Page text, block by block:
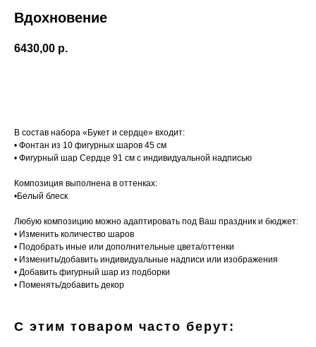
Вдохновение
6430,00 р.
В состав набора «Букет и сердце» входит:
• Фонтан из 10 фигурных шаров 45 см
• Фигурный шар Сердце 91 см с индивидуальной надписью
Композиция выполнена в оттенках:
•Белый блеск
Любую композицию можно адаптировать под Ваш праздник и бюджет:
• Изменить количество шаров
• Подобрать иные или дополнительные цвета/оттенки
• Изменить/добавить индивидуальные надписи или изображения
• Добавить фигурный шар из подборки
• Поменять/добавить декор
С этим товаром часто берут: